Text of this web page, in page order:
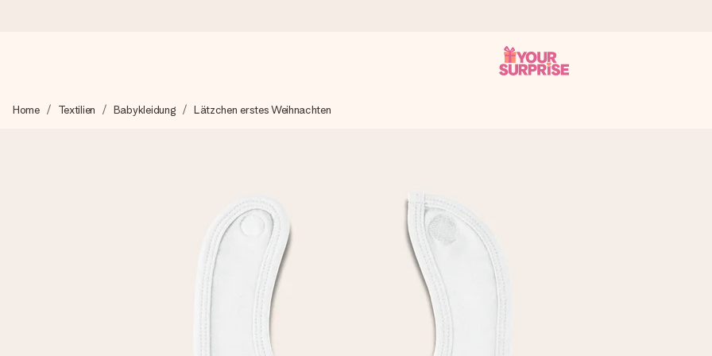
Wir bereiten dein Geschenk sorgfältig vor und schicken es blitzschnell – damit du es genau zum richtigen Zeitpunkt überreichen
4,8 (basierend auf +15.000 Bewertungen)
Unsere Geschenke begeistern. Kunden bewerten uns mit 4,8 bei Google Reviews (Gesamtergebnis aller Länder, in die wir
Montag - Freitag : 8:30 - 17:00 Uhr
Home Textilien Babykleidung Lätzchen erstes Weihnachten